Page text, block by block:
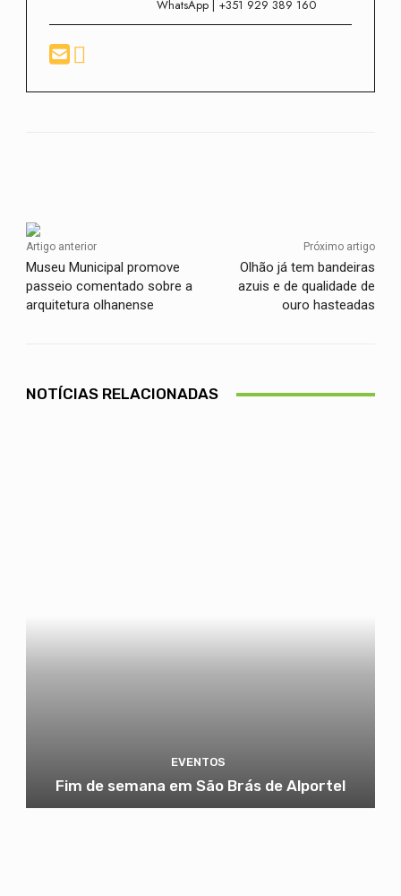
WhatsApp | +351 929 389 160
Artigo anterior
Museu Municipal promove
passeio comentado sobre a
arquitetura olhanense
Próximo artigo
Olhão já tem bandeiras
azuis e de qualidade de
ouro hasteadas
NOTÍCIAS RELACIONADAS
EVENTOS
Fim de semana em São Brás de Alportel